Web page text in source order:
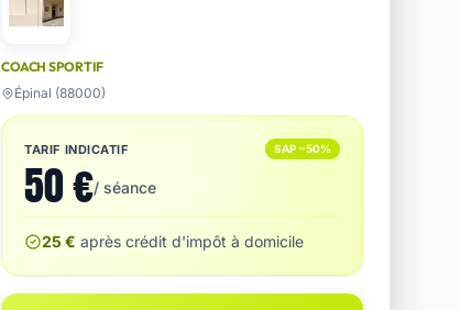
COACH SPORTIF
Épinal (88000)
TARIF INDICATIF SAP −50%
50 €/ séance
25 € après crédit d'impôt à domicile